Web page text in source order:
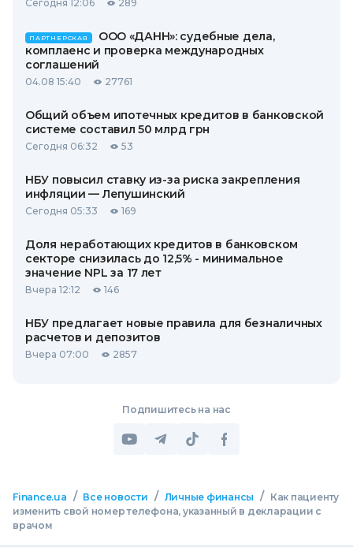
Сегодня 12:06 289
ПАРТНЕРСКАЯ
ООО «ДАНН»: судебные дела,
комплаенс и проверка международных
соглашений
04.08 15:40 27761
Общий объем ипотечных кредитов в банковской
системе составил 50 млрд грн
Сегодня 06:32 53
НБУ повысил ставку из-за риска закрепления
инфляции — Лепушинский
Сегодня 05:33 169
Доля неработающих кредитов в банковском
секторе снизилась до 12,5% - минимальное
значение NPL за 17 лет
Вчера 12:12 146
НБУ предлагает новые правила для безналичных
расчетов и депозитов
Вчера 07:00 2857
Подпишитесь на нас
Finance.ua / Все новости / Личные финансы /
Как пациенту
изменить свой номер телефона, указанный в декларации с
врачом